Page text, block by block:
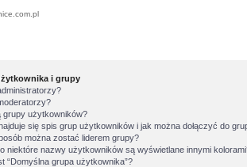
i grupy
grupy użytkowników?
się spis grup użytkowników i jak można dołączyć do
można zostać liderem grupy?
niektóre nazwy użytkowników są wyświetlane innymi
“Domyślna grupa użytkownika”?